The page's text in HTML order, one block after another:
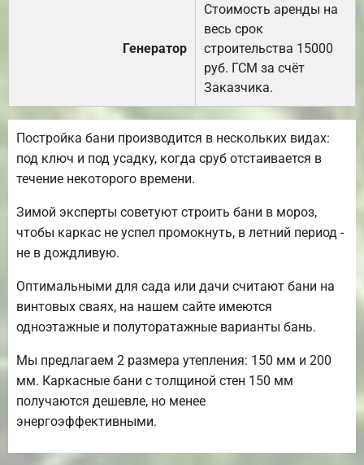
Генератор
Стоимость аренды на
весь срок
строительства 15000
руб. ГСМ за счёт
Заказчика.
Постройка бани производится в нескольких видах:
под ключ и под усадку, когда сруб отстаивается в
течение некоторого времени.
Зимой эксперты советуют строить бани в мороз,
чтобы каркас не успел промокнуть, в летний период -
не в дождливую.
Оптимальными для сада или дачи считают бани на
винтовых сваях, на нашем сайте имеются
одноэтажные и полуторатажные варианты бань.
Мы предлагаем 2 размера утепления: 150 мм и 200
мм. Каркасные бани с толщиной стен 150 мм
получаются дешевле, но менее
энергоэффективными.